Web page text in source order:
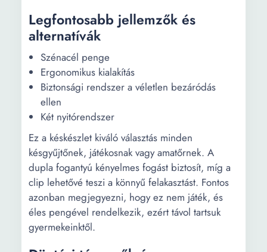
Legfontosabb jellemzők és
alternatívák
Szénacél penge
Ergonomikus kialakítás
Biztonsági rendszer a véletlen bezáródás
ellen
Két nyitórendszer
Ez a késkészlet kiváló választás minden
késgyűjtőnek, játékosnak vagy amatőrnek. A
dupla fogantyú kényelmes fogást biztosít, míg a
clip lehetővé teszi a könnyű felakasztást. Fontos
azonban megjegyezni, hogy ez nem játék, és
éles pengével rendelkezik, ezért távol tartsuk
gyermekeinktől.